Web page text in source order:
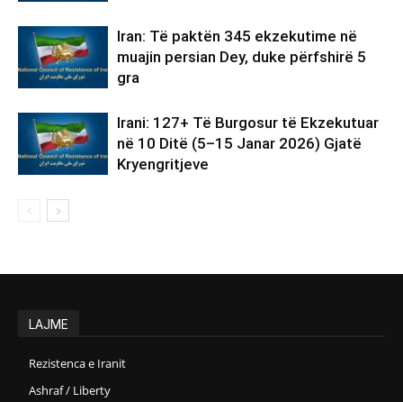
Iran: Të paktën 345 ekzekutime në
muajin persian Dey, duke përfshirë 5
gra
Irani: 127+ Të Burgosur të Ekzekutuar
në 10 Ditë (5–15 Janar 2026) Gjatë
Kryengritjeve
LAJME
Rezistenca e Iranit
Ashraf / Liberty